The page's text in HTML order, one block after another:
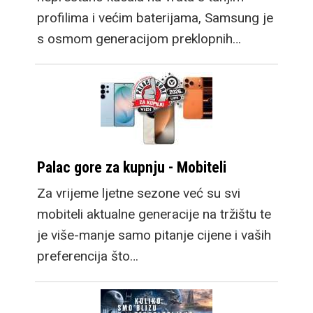
profilima i većim baterijama, Samsung je
s osmom generacijom preklopnih…
Palac gore za kupnju - Mobiteli
Za vrijeme ljetne sezone već su svi
mobiteli aktualne generacije na tržištu te
je više-manje samo pitanje cijene i vaših
preferencija što…